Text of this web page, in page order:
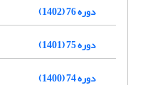
دوره 76 (1402)
دوره 75 (1401)
دوره 74 (1400)